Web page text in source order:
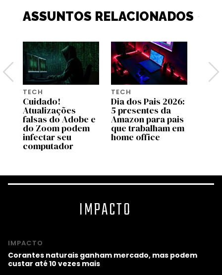
ASSUNTOS RELACIONADOS
TECH
Cuidado!
Atualizações
falsas do Adobe e
do Zoom podem
infectar seu
computador
TECH
Dia dos Pais 2026:
5 presentes da
Amazon para pais
que trabalham em
home office
IMPACTO
IMPACTO
Corantes naturais ganham mercado, mas podem
custar até 10 vezes mais